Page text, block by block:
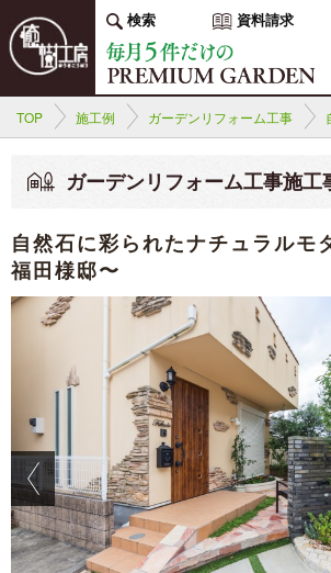
検索 資料請求
TOP 施工例 ガーデンリフォーム工事
ガーデンリフォーム工事施工
自然石に彩られたナチュラルモ
福田様邸〜